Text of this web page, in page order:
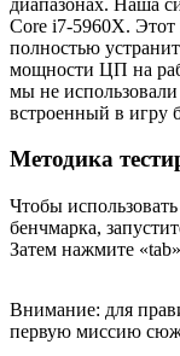
Core i7-5960X.
полностью
мощности ЦП на
мы не
встроенный в игру
Методика
Чтобы
бенчмарка,
Затем нажмите
Внимание: для
первую миссию